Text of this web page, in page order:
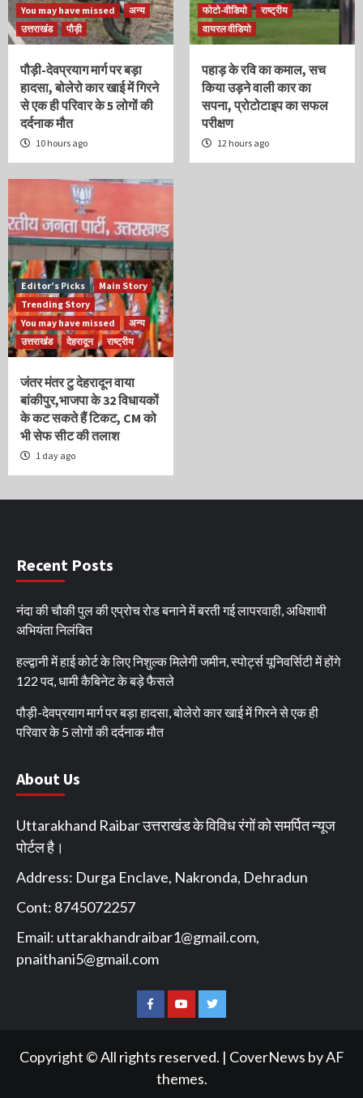
You may have missed
अन्य
उत्तराखंड
पौड़ी
पौड़ी-देवप्रयाग मार्ग पर बड़ा
हादसा, बोलेरो कार खाई में गिरने
से एक ही परिवार के 5 लोगों की
दर्दनाक मौत
10 hours ago
फोटो-वीडियो
राष्ट्रीय
वायरल वीडियो
पहाड़ के रवि का कमाल, सच
किया उड़ने वाली कार का
सपना, प्रोटोटाइप का सफल
परीक्षण
12 hours ago
Editor’s Picks
Main Story
Trending Story
You may have missed
अन्य
उत्तराखंड
देहरादून राष्ट्रीय
जंतर मंतर टु देहरादून वाया
बांकीपुर,भाजपा के 32 विधायकों
के कट सकते हैं टिकट, CM को
भी सेफ सीट की तलाश
1 day ago
Recent Posts
नंदा की चौकी पुल की एप्रोच रोड बनाने में बरती गई लापरवाही, अधिशाषी
अभियंता निलंबित
हल्द्वानी में हाई कोर्ट के लिए निशुल्क मिलेगी जमीन, स्पोर्ट्स यूनिवर्सिटी में होंगे
122 पद, धामी कैबिनेट के बड़े फैसले
पौड़ी-देवप्रयाग मार्ग पर बड़ा हादसा, बोलेरो कार खाई में गिरने से एक ही
परिवार के 5 लोगों की दर्दनाक मौत
About Us
Uttarakhand Raibar उत्तराखंड के विविध रंगों को समर्पित न्यूज
पोर्टल है।
Address: Durga Enclave, Nakronda, Dehradun
Cont: 8745072257
Email: uttarakhandraibar1@gmail.com,
pnaithani5@gmail.com
Facebook
You
Twitter
Copyright © All rights reserved. | CoverNews by AF
themes.